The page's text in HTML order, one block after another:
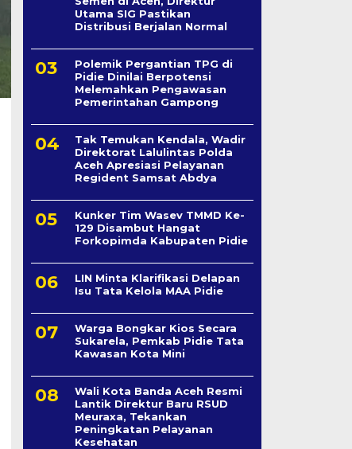
Utama SIG Pastikan
Distribusi Berjalan Normal
Polemik Pergantian TPG di
Pidie Dinilai Berpotensi
Melemahkan Pengawasan
Pemerintahan Gampong
Tak Temukan Kendala, Wadir
Direktorat Lalulintas Polda
Aceh Apresiasi Pelayanan
Regident Samsat Abdya
Kunker Tim Wasev TMMD Ke-
129 Disambut Hangat
Forkopimda Kabupaten Pidie
LIN Minta Klarifikasi Delapan
Isu Tata Kelola MAA Pidie
Warga Bongkar Kios Secara
Sukarela, Pemkab Pidie Tata
Kawasan Kota Mini
Wali Kota Banda Aceh Resmi
Lantik Direktur Baru RSUD
Meuraxa, Tekankan
Peningkatan Pelayanan
Kesehatan